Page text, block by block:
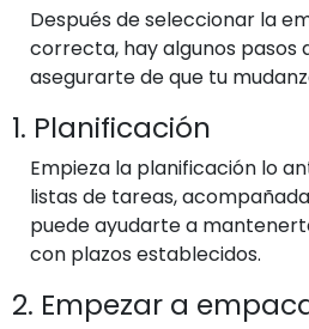
Después de seleccionar la
correcta, hay algunos pasos
asegurarte de que tu
1. Planificación
Empieza la planificación lo
listas de tareas,
puede ayudarte a
con plazos establecidos.
2. Empezar a